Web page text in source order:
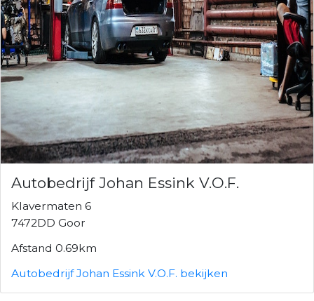
Autobedrijf Johan Essink V.O.F.
Klavermaten 6
7472DD Goor
Afstand 0.69km
Autobedrijf Johan Essink V.O.F. bekijken